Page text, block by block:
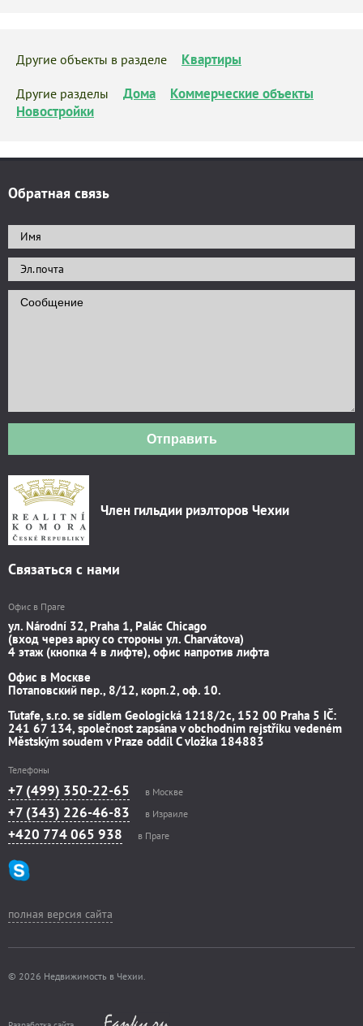
Другие объекты в разделе Квартиры
Другие разделы Дома
Коммерческие объекты
Новостройки
Обратная связь
Отправить
Член гильдии риэлторов Чехии
Связаться с нами
Офис в Праге
ул. Národní 32, Praha 1, Palác Chicago
(вход через арку со стороны ул. Charvátova)
4 этаж (кнопка 4 в лифте), офис напротив лифта
Офис в Москве
Потаповский пер., 8/12, корп.2, оф. 10.
Tutafe, s.r.o. se sídlem Geologická 1218/2c, 152 00 Praha 5 IČ:
241 67 134, společnost zapsána v obchodním rejstříku vedeném
Městským soudem v Praze oddíl C vložka 184883
Телефоны
+7 (499) 350-22-65 в Москве
+7 (343) 226-46-83 в Израиле
+420 774 065 938 в Праге
полная версия сайта
© 2026 Недвижимость в Чехии.